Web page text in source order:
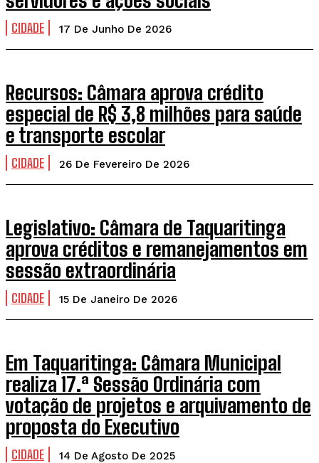
CIDADE 17 De Junho De 2026
Recursos: Câmara aprova crédito
especial de R$ 3,8 milhões para saúde
e transporte escolar
CIDADE 26 De Fevereiro De 2026
Legislativo: Câmara de Taquaritinga
aprova créditos e remanejamentos em
sessão extraordinária
CIDADE 15 De Janeiro De 2026
Em Taquaritinga: Câmara Municipal
realiza 17.ª Sessão Ordinária com
votação de projetos e arquivamento de
proposta do Executivo
CIDADE 14 De Agosto De 2025